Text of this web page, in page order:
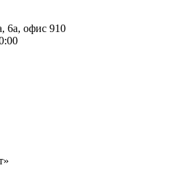
6а, офис 910